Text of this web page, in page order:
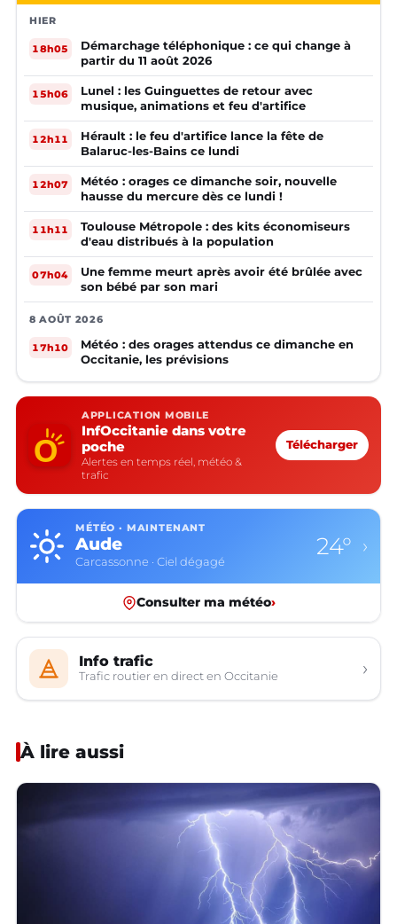
HIER
18h05
Démarchage téléphonique : ce qui change à
partir du 11 août 2026
15h06
Lunel : les Guinguettes de retour avec
musique, animations et feu d'artifice
12h11
Hérault : le feu d'artifice lance la fête de
Balaruc-les-Bains ce lundi
12h07
Météo : orages ce dimanche soir, nouvelle
hausse du mercure dès ce lundi !
11h11
Toulouse Métropole : des kits économiseurs
d'eau distribués à la population
07h04
Une femme meurt après avoir été brûlée avec
son bébé par son mari
8 AOÛT 2026
17h10
Météo : des orages attendus ce dimanche en
Occitanie, les prévisions
APPLICATION MOBILE
InfOccitanie dans votre
poche
Alertes en temps réel, météo &
trafic
Télécharger
MÉTÉO · MAINTENANT
Aude
Carcassonne · Ciel dégagé
24° ›
Consulter ma météo›
Info trafic
Trafic routier en direct en Occitanie ›
À lire aussi